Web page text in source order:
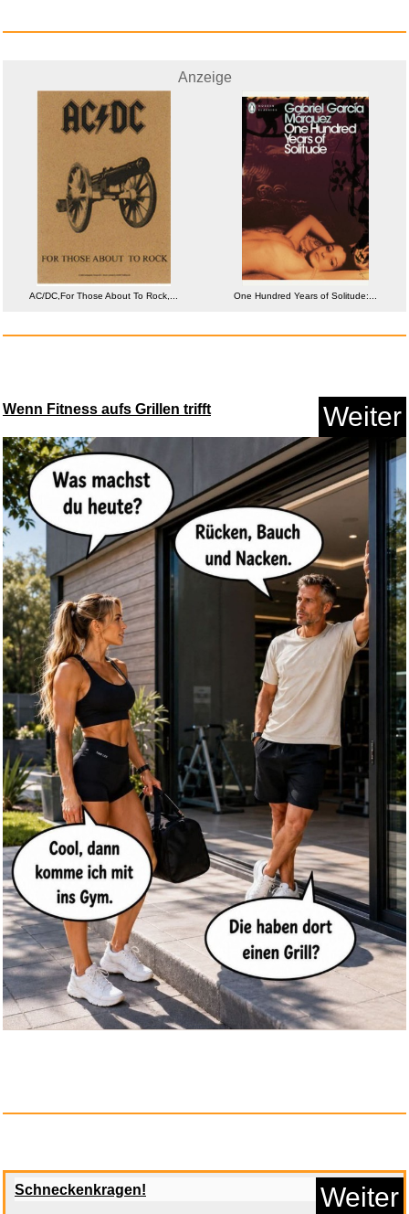
Namco Bandai Super Robot Wars
Anzeige
SKROSS World to Europe Travel
...
Anzeige
Frozen Die Eiskönigin Kin...
Anzeige
One Hundred Years of Solitude:...
Ahnona - Geschenke Für M&...
Wenn Fitness aufs Grillen trifft Weiter
Schneckenkragen! Weiter